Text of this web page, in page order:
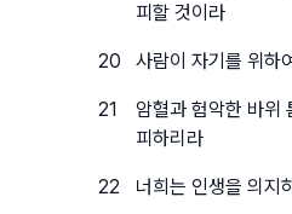
피할 것이라
20 사람이 자기를 위하
21
암혈과 험악한 바위
피하리라
22 너희는 인생을 의지